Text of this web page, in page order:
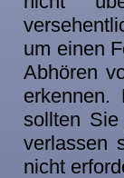
um einen
Abhören
erkennen.
sollten
verlassen
nicht